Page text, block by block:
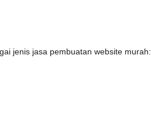
jenis jasa pembuatan website murah: